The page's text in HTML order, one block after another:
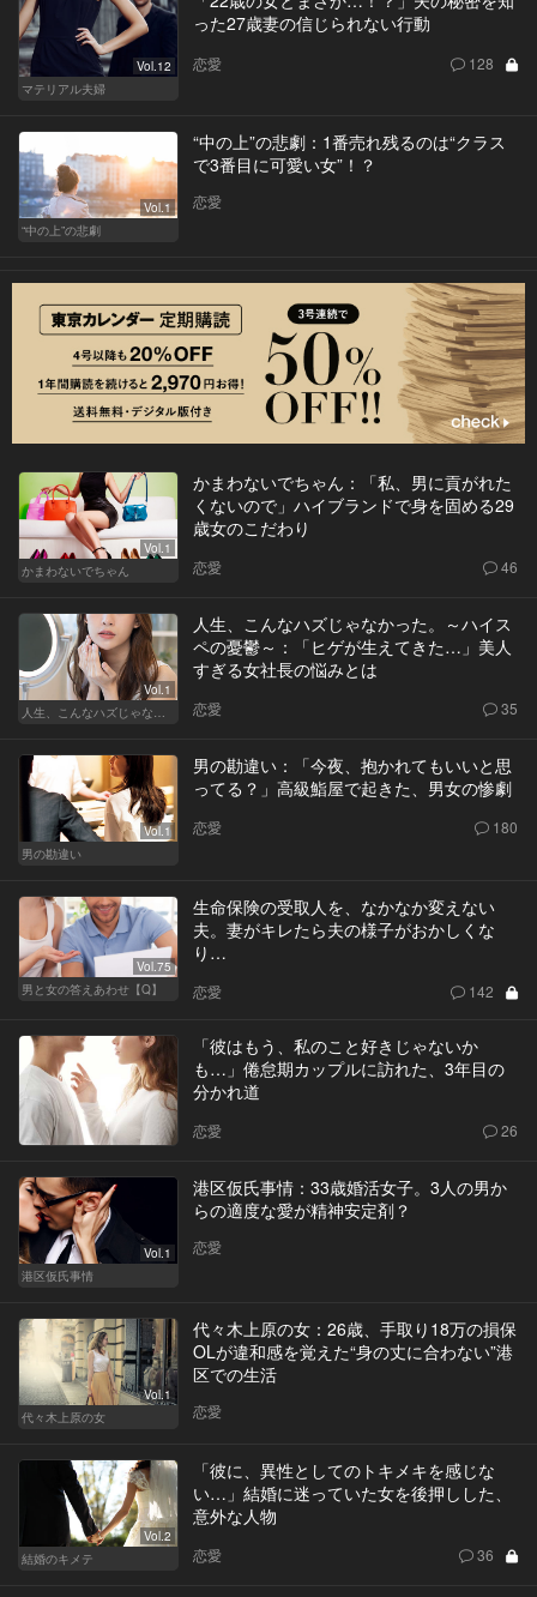
Vol.12
マテリアル夫婦
った27歳妻の信じられない行動
恋愛 128
Vol.1
“中の上”の悲劇
“中の上”の悲劇：1番売れ残るのは“クラス
で3番目に可愛い女”！？
恋愛
Vol.1
かまわないでちゃん
かまわないでちゃん：「私、男に貢がれた
くないので」ハイブランドで身を固める29
歳女のこだわり
恋愛 46
Vol.1
人生、こんなハズじゃなかった。～ハイスペの憂鬱～
人生、こんなハズじゃなかった。～ハイス
ペの憂鬱～：「ヒゲが生えてきた…」美人
すぎる女社長の悩みとは
恋愛 35
Vol.1
男の勘違い
男の勘違い：「今夜、抱かれてもいいと思
ってる？」高級鮨屋で起きた、男女の惨劇
恋愛 180
Vol.75
男と女の答えあわせ【Q】
生命保険の受取人を、なかなか変えない
夫。妻がキレたら夫の様子がおかしくな
り…
恋愛 142
「彼はもう、私のこと好きじゃないか
も…」倦怠期カップルに訪れた、3年目の
分かれ道
恋愛 26
Vol.1
港区仮氏事情
港区仮氏事情：33歳婚活女子。3人の男か
らの適度な愛が精神安定剤？
恋愛
Vol.1
代々木上原の女
代々木上原の女：26歳、手取り18万の損保
OLが違和感を覚えた“身の丈に合わない”港
区での生活
恋愛
Vol.2
結婚のキメテ
「彼に、異性としてのトキメキを感じな
い…」結婚に迷っていた女を後押しした、
意外な人物
恋愛 36